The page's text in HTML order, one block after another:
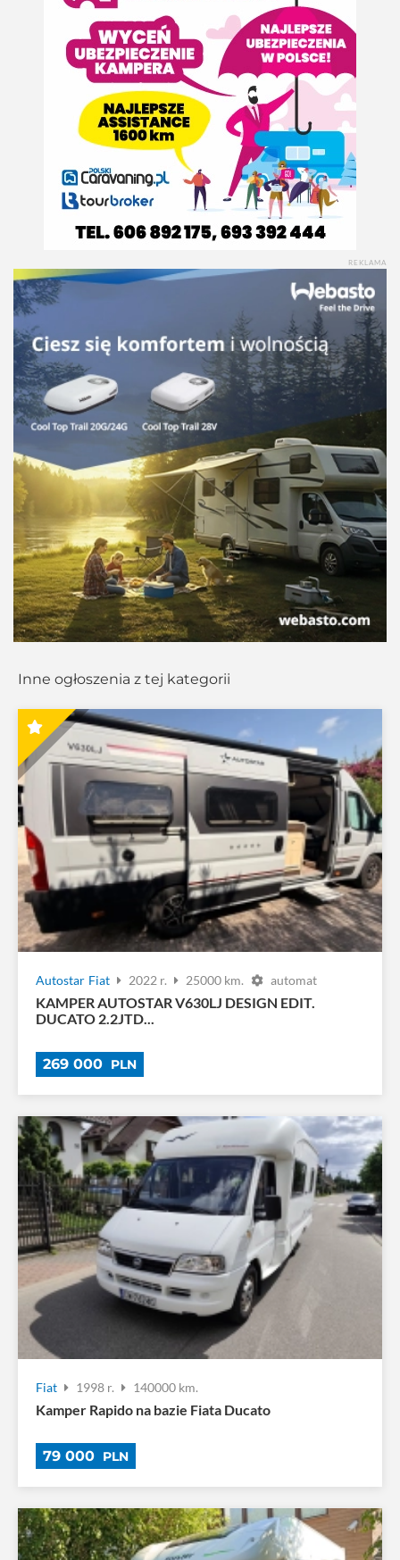
REKLAMA
Inne ogłoszenia z tej kategorii
Autostar Fiat 2022 r. 25000 km. automat
KAMPER AUTOSTAR V630LJ DESIGN EDIT.
DUCATO 2.2JTD...
269 000 PLN
Fiat 1998 r. 140000 km.
Kamper Rapido na bazie Fiata Ducato
79 000 PLN